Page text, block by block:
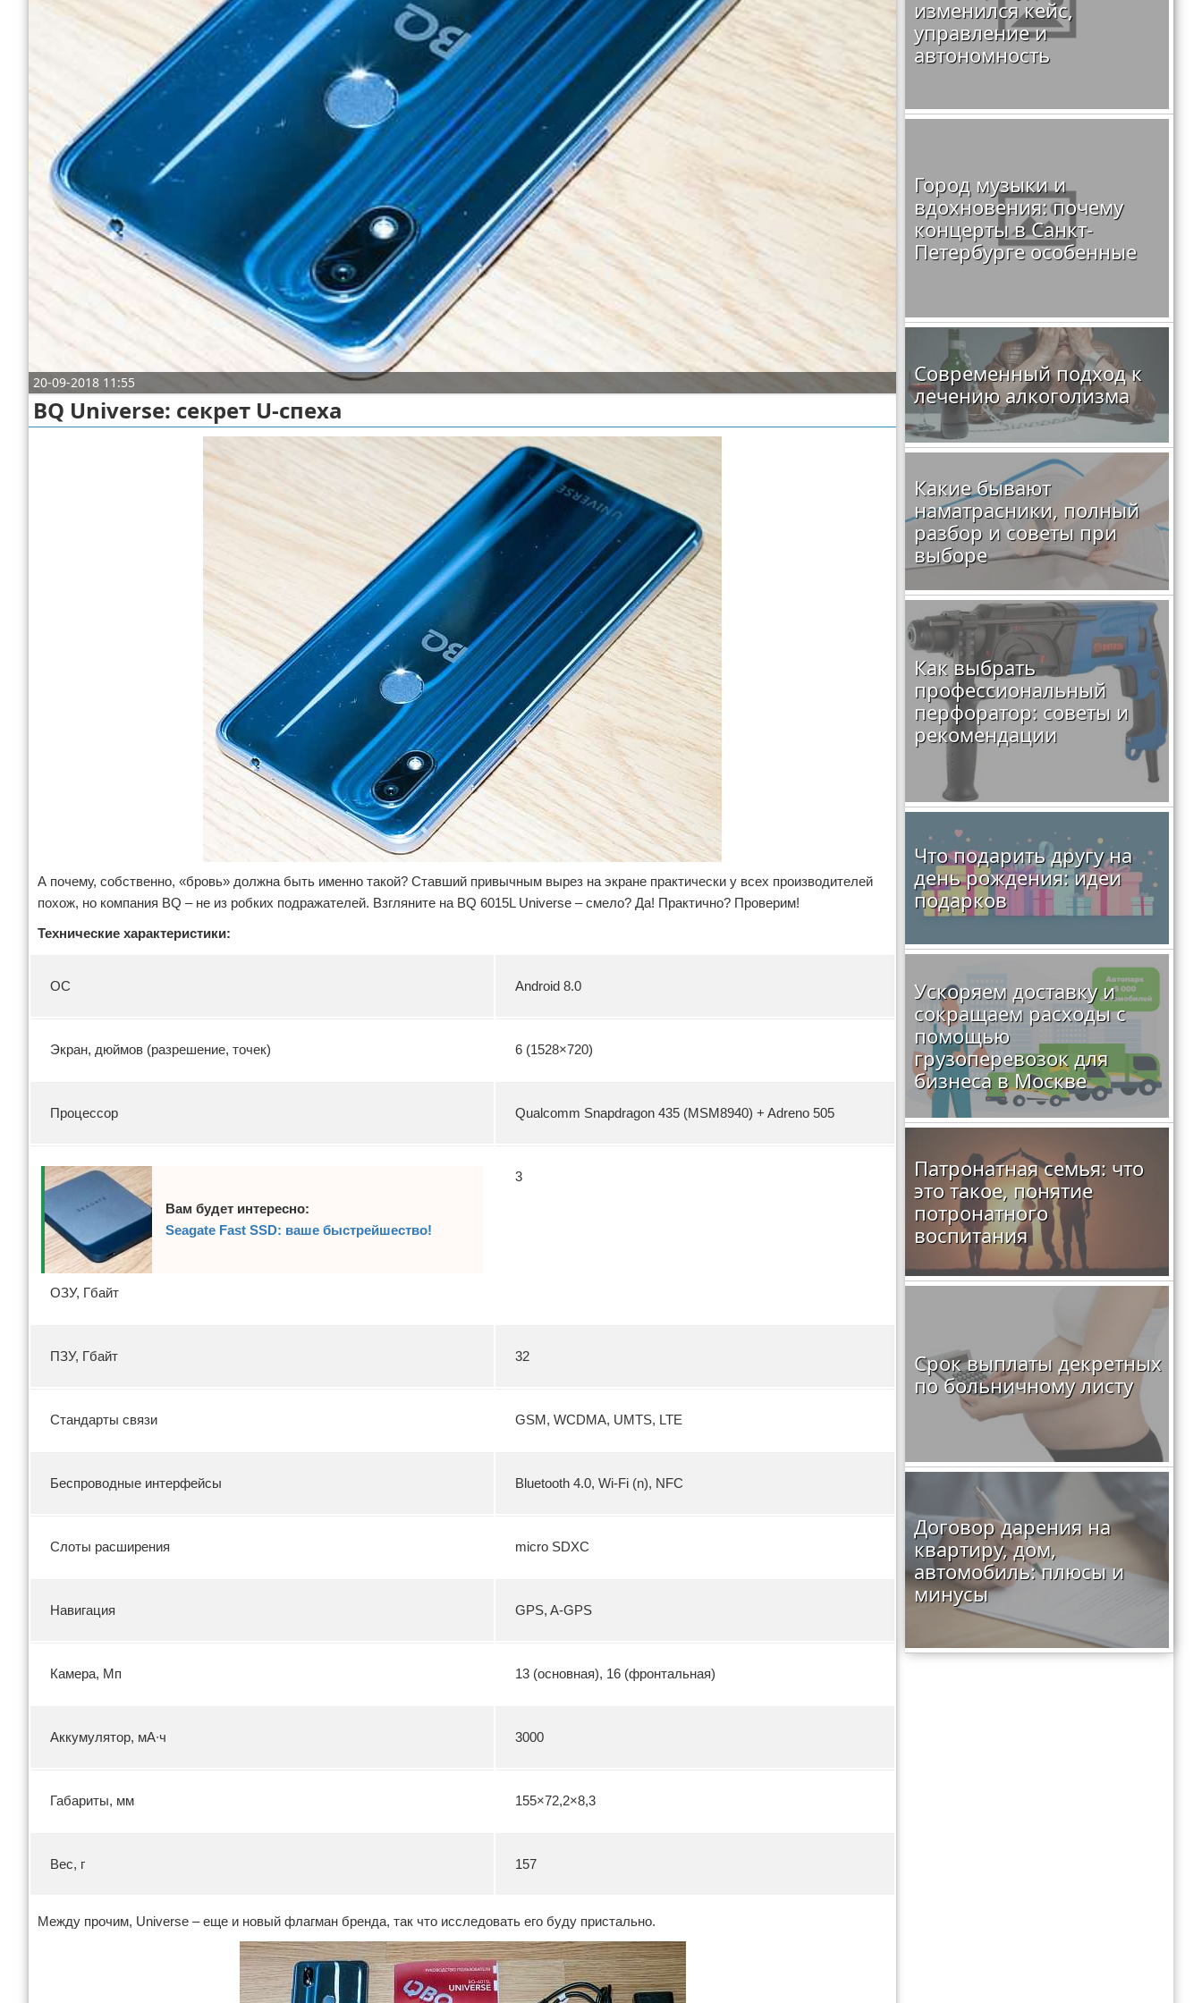
Отказ от ответственности
20-09-2018 11:55
BQ Universe: секрет U-спеха
А почему, собственно, «бровь» должна быть именно такой? Ставший привычным вырез на экране практически у всех производителей
похож, но компания BQ – не из робких подражателей. Взгляните на BQ 6015L Universe – смело? Да! Практично? Проверим!
Технические характеристики:
ОС Android 8.0
Экран, дюймов (разрешение, точек) 6 (1528×720)
Процессор Qualcomm Snapdragon 435 (MSM8940) + Adreno 505
Вам будет интересно:
Seagate Fast SSD: ваше быстрейшество!
ОЗУ, Гбайт
3
ПЗУ, Гбайт 32
Стандарты связи GSM, WCDMA, UMTS, LTE
Беспроводные интерфейсы Bluetooth 4.0, Wi-Fi (n), NFC
Слоты расширения micro SDXC
Навигация GPS, A-GPS
Камера, Мп 13 (основная), 16 (фронтальная)
Аккумулятор, мА∙ч 3000
Габариты, мм 155×72,2×8,3
Вес, г 157
Между прочим, Universe – еще и новый флагман бренда, так что исследовать его буду пристально.
изменился кейс,
управление и
автономность
Город музыки и
вдохновения: почему
концерты в Санкт-
Петербурге особенные
Современный подход к
лечению алкоголизма
Какие бывают
наматрасники, полный
разбор и советы при
выборе
Как выбрать
профессиональный
перфоратор: советы и
рекомендации
Что подарить другу на
день рождения: идеи
подарков
Ускоряем доставку и
сокращаем расходы с
помощью
грузоперевозок для
бизнеса в Москве
Патронатная семья: что
это такое, понятие
потронатного
воспитания
Срок выплаты декретных
по больничному листу
Договор дарения на
квартиру, дом,
автомобиль: плюсы и
минусы